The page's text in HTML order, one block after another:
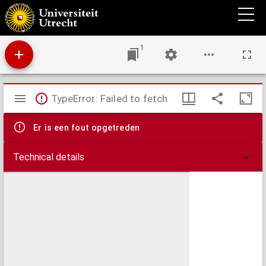
Biblia Latina cum glossa ordinaria Walafridi Strabonis et interlineari Anselmi
Laudunensis.
1
Mirador
viewer
TypeError: Failed to fetch
Er is een fout opgetreden
Technical details